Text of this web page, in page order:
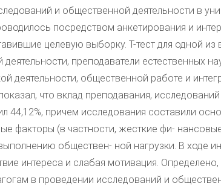
и общественной деятельности в
посредством анкетирования и
целевую выборку. Т-тест для одной из
деятельности, преподаватели естественных
деятельности, общественной работе и
что вклад преподавания,
44,12%, причем исследования составили
факторы (в частности, жесткие фи-
обществен- ной нагрузки. В ходе
интереса и слабая мотивация.
в проведении исследований и